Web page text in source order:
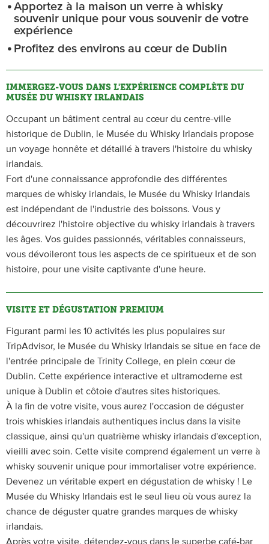
Apportez à la maison un verre à whisky
souvenir unique pour vous souvenir de votre
expérience
Profitez des environs au cœur de Dublin
IMMERGEZ-VOUS DANS L'EXPÉRIENCE COMPLÈTE DU
MUSÉE DU WHISKY IRLANDAIS
Occupant un bâtiment central au cœur du centre-ville
historique de Dublin, le Musée du Whisky Irlandais propose
un voyage honnête et détaillé à travers l'histoire du whisky
irlandais.
Fort d'une connaissance approfondie des différentes
marques de whisky irlandais, le Musée du Whisky Irlandais
est indépendant de l'industrie des boissons. Vous y
découvrirez l'histoire objective du whisky irlandais à travers
les âges. Vos guides passionnés, véritables connaisseurs,
vous dévoileront tous les aspects de ce spiritueux et de son
histoire, pour une visite captivante d'une heure.
VISITE ET DÉGUSTATION PREMIUM
Figurant parmi les 10 activités les plus populaires sur
TripAdvisor, le Musée du Whisky Irlandais se situe en face de
l'entrée principale de Trinity College, en plein cœur de
Dublin. Cette expérience interactive et ultramoderne est
unique à Dublin et côtoie d'autres sites historiques.
À la fin de votre visite, vous aurez l'occasion de déguster
trois whiskies irlandais authentiques inclus dans la visite
classique, ainsi qu'un quatrième whisky irlandais d'exception,
vieilli avec soin. Cette visite comprend également un verre à
whisky souvenir unique pour immortaliser votre expérience.
Devenez un véritable expert en dégustation de whisky ! Le
Musée du Whisky Irlandais est le seul lieu où vous aurez la
chance de déguster quatre grandes marques de whisky
irlandais.
Après votre visite, détendez-vous dans le superbe café-bar